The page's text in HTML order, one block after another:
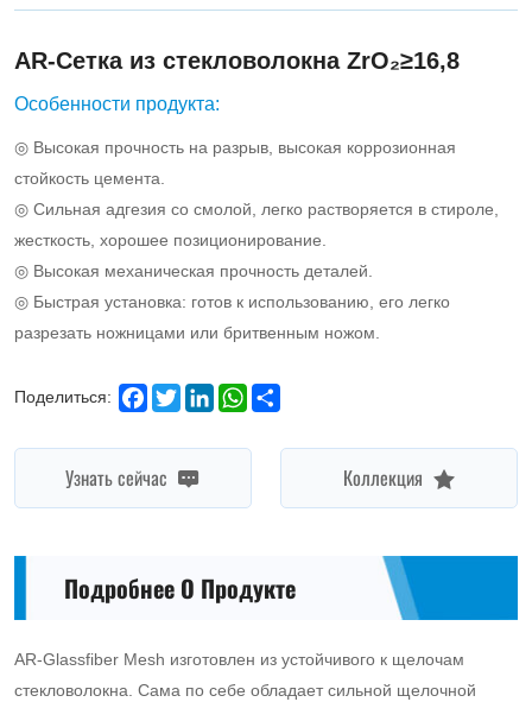
mesh.
AR-Сетка из стекловолокна ZrO₂≥16,8
Особенности продукта:
◎ Высокая прочность на разрыв, высокая коррозионная
стойкость цемента.
◎ Сильная адгезия со смолой, легко растворяется в стироле,
жесткость, хорошее позиционирование.
◎ Высокая механическая прочность деталей.
◎ Быстрая установка: готов к использованию, его легко
разрезать ножницами или бритвенным ножом.
Поделиться: Facebook
TwitterLinkedInWhatsApp
Узнать сейчас Коллекция
Подробнее О Продукте
AR-Glassfiber Mesh изготовлен из устойчивого к щелочам
стекловолокна. Сама по себе обладает сильной щелочной